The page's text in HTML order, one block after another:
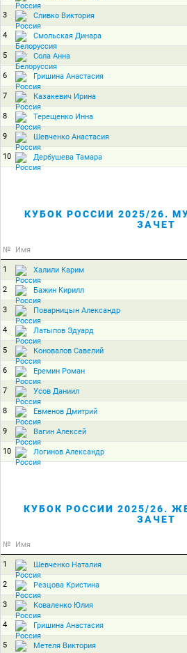
3 Сливко Виктория
4 Смольская Динара
5 Сола Анна
6 Гришина Анастасия
7 Казакевич Ирина
8 Терещенко Инна
9 Шевченко Анастасия
10 Дербушева Тамара
КУБОК РОССИИ 2025/26.
ЗАЧЕТ
№ Имя
1 Халили Карим
2 Бажин Кирилл
3 Поварницын Александр
4 Латыпов Эдуард
5 Коновалов Савелий
6 Еремин Роман
7 Усов Даниил
8 Евменов Дмитрий
9 Вагин Алексей
10 Логинов Александр
КУБОК РОССИИ 2025/26.
ЗАЧЕТ
№ Имя
1 Шевченко Наталия
2 Резцова Кристина
3 Коваленко Юлия
4 Гришина Анастасия
5 Метеля Виктория